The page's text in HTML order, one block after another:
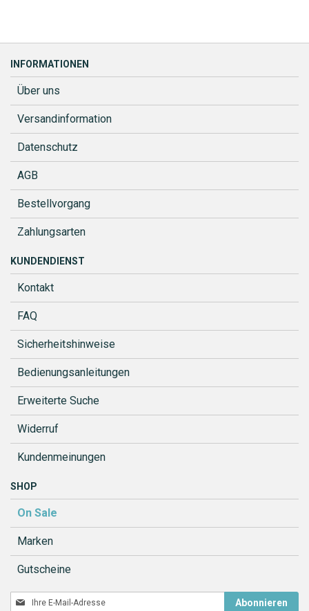
INFORMATIONEN
Über uns
Versandinformation
Datenschutz
AGB
Bestellvorgang
Zahlungsarten
KUNDENDIENST
Kontakt
FAQ
Sicherheitshinweise
Bedienungsanleitungen
Erweiterte Suche
Widerruf
Kundenmeinungen
SHOP
On Sale
Marken
Gutscheine
Melden
Abonnieren